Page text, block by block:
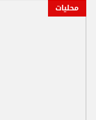
محليات